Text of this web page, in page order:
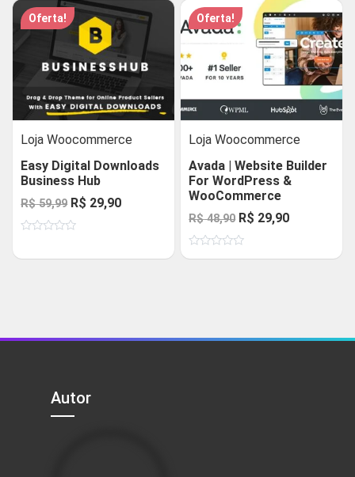
R$ 48,90.R$ 29,90.
Oferta!
Loja Woocommerce
Easy Digital Downloads
Business Hub
R$59,99 O
preço
R$ 29,90O
de
Oferta!
Loja Woocommerce
Avada | Website Builder
For WordPress &
WooCommerce
R$48,90 O
preço
original
R$ 29,90O
atual
Autor